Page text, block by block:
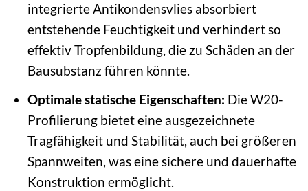
integrierte Antikondensvlies absorbiert
entstehende Feuchtigkeit und verhindert so
effektiv Tropfenbildung, die zu Schäden an der
Bausubstanz führen könnte.
Optimale statische Eigenschaften: Die W20-
Profilierung bietet eine ausgezeichnete
Tragfähigkeit und Stabilität, auch bei größeren
Spannweiten, was eine sichere und dauerhafte
Konstruktion ermöglicht.